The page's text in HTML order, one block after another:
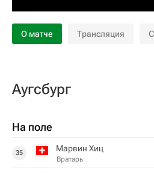
О матче Трансляция
Аугсбург
На поле
35 Марвин Хиц
Вратарь